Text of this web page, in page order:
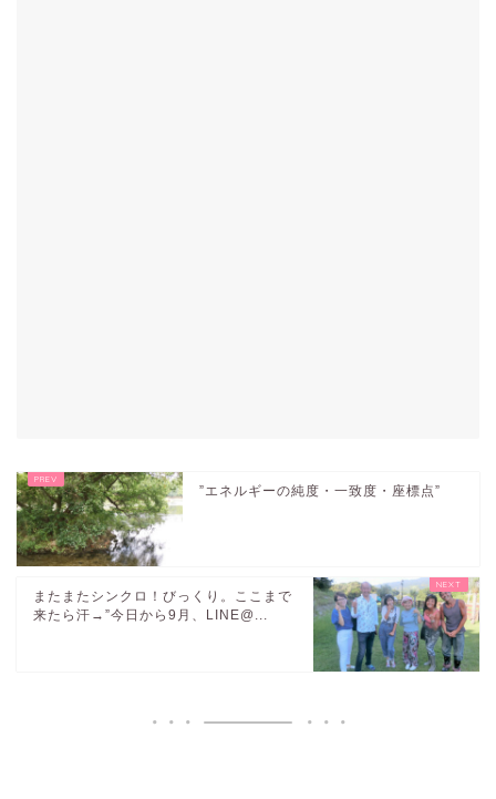
”エネルギーの純度・一致度・座標点”
またまたシンクロ！びっくり。ここまで
来たら汗→”今日から9月、LINE@...